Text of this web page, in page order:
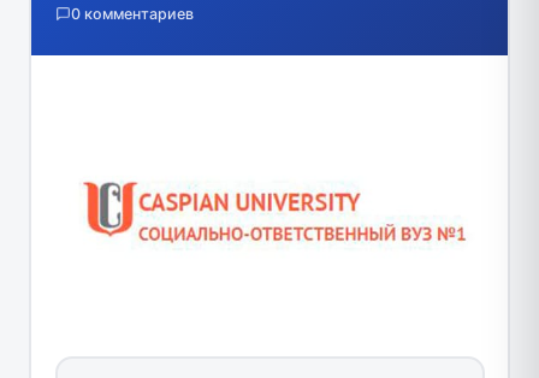
0 комментариев